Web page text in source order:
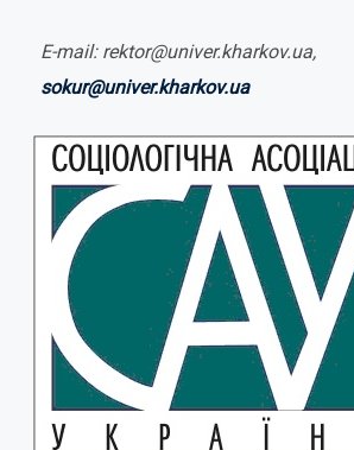
E-mail: rektor@univer.kharkov.ua,
sokur@univer.kharkov.ua